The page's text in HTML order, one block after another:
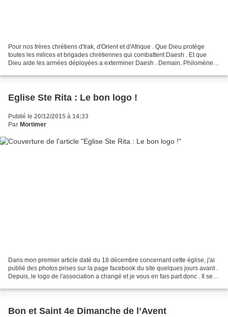
Pour nos frères chrétiens d'Irak, d'Orient et d'Afrique . Que Dieu protège
toutes les milices et brigades chrétiennes qui combattent Daesh . Et que
Dieu aide les armées déployées a exterminer Daesh . Demain, Philomène
Eglise Ste Rita : Le bon logo !
Publié le 20/12/2015 à 14:33
Par Mortimer
Dans mon premier article daté du 18 décembre concernant cette église, j'ai
publié des photos prises sur la page facebook du site quelques jours avant .
Depuis, le logo de l'association a changé et je vous en fais part donc . Il se
Bon et Saint 4e Dimanche de l’Avent